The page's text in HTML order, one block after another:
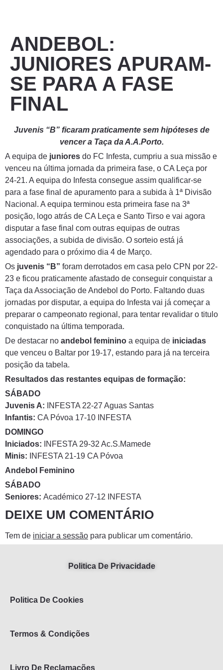
ANDEBOL:
JUNIORES APURAM-
SE PARA A FASE
FINAL
Juvenis “B” ficaram praticamente sem hipóteses de
vencer a Taça da A.A.Porto.
A equipa de juniores do FC Infesta, cumpriu a sua missão e
venceu na última jornada da primeira fase, o CA Leça por
24-21. A equipa do Infesta consegue assim qualificar-se
para a fase final de apuramento para a subida à 1ª Divisão
Nacional. A equipa terminou esta primeira fase na 3ª
posição, logo atrás de CA Leça e Santo Tirso e vai agora
disputar a fase final com outras equipas de outras
associações, a subida de divisão. O sorteio está já
agendado para o próximo dia 4 de Março.
Os juvenis “B” foram derrotados em casa pelo CPN por 22-
23 e ficou praticamente afastado de conseguir conquistar a
Taça da Associação de Andebol do Porto. Faltando duas
jornadas por disputar, a equipa do Infesta vai já começar a
preparar o campeonato regional, para tentar revalidar o titulo
conquistado na última temporada.
De destacar no andebol feminino a equipa de iniciadas
que venceu o Baltar por 19-17, estando para já na terceira
posição da tabela.
Resultados das restantes equipas de formação:
SÁBADO
Juvenis A: INFESTA 22-27 Aguas Santas
Infantis: CA Póvoa 17-10 INFESTA
DOMINGO
Iniciados: INFESTA 29-32 Ac.S.Mamede
Minis: INFESTA 21-19 CA Póvoa
Andebol Feminino
SÁBADO
Seniores: Académico 27-12 INFESTA
DEIXE UM COMENTÁRIO
Tem de iniciar a sessão para publicar um comentário.
Politica De Privacidade
Politica De Cookies
Termos & Condições
Livro De Reclamações